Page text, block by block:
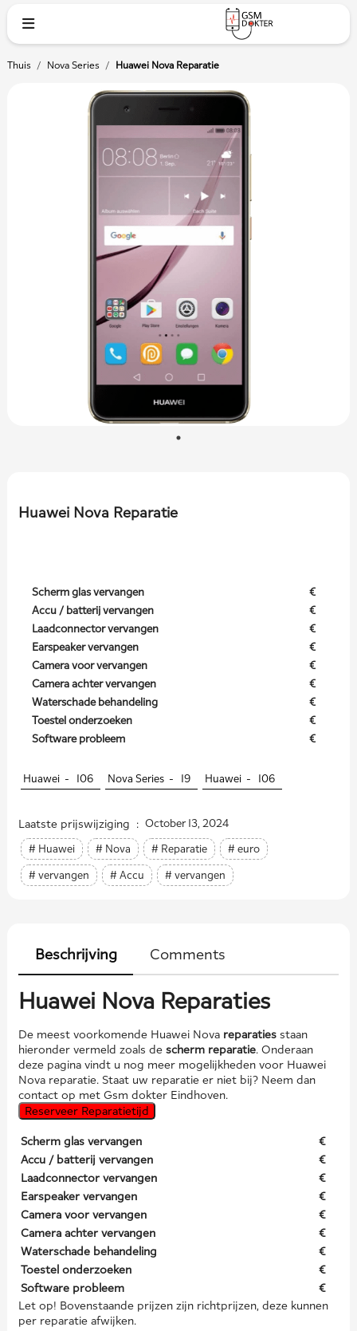
Thuis / Nova Series / Huawei Nova Reparatie
Huawei Nova Reparatie
Scherm glas vervangen
€
Accu / batterij vervangen
€
Laadconnector vervangen
€
Earspeaker vervangen
€
Camera voor vervangen
€
Camera achter vervangen
€
Waterschade behandeling
€
Toestel onderzoeken
€
Software probleem
€
Huawei - 106 Nova Series - 19 Huawei - 106
Laatste prijswijziging : October 13, 2024
# Huawei
# Nova # Reparatie # euro
# vervangen # Accu # vervangen
Beschrijving Comments
Huawei Nova Reparaties
De meest voorkomende Huawei Nova reparatiesstaan
hieronder vermeld zoals de scherm reparatie. Onderaan
deze pagina vindt u nog meer mogelijkheden voor Huawei
Nova reparatie. Staat uw reparatie er niet bij? Neem dan
contact op met Gsm dokter Eindhoven.
Reserveer Reparatietijd
Scherm glas vervangen
€
Accu / batterij vervangen
€
Laadconnector vervangen
€
Earspeaker vervangen
€
Camera voor vervangen
€
Camera achter vervangen
€
Waterschade behandeling
€
Toestel onderzoeken
€
Software probleem
€
Let op! Bovenstaande prijzen zijn richtprijzen, deze kunnen
per reparatie afwijken.